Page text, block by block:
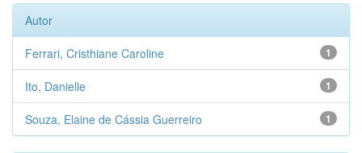
Autor
1
Ferrari, Cristhiane Caroline
1
Ito, Danielle
1
Souza, Elaine de Cássia Guerreiro